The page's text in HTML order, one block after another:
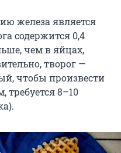
железа является
содержится 0,4
чем в яйцах,
творог —
чтобы произвести
требуется 8–10